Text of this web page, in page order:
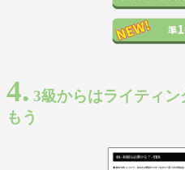
4. 3級からはライティ
もう